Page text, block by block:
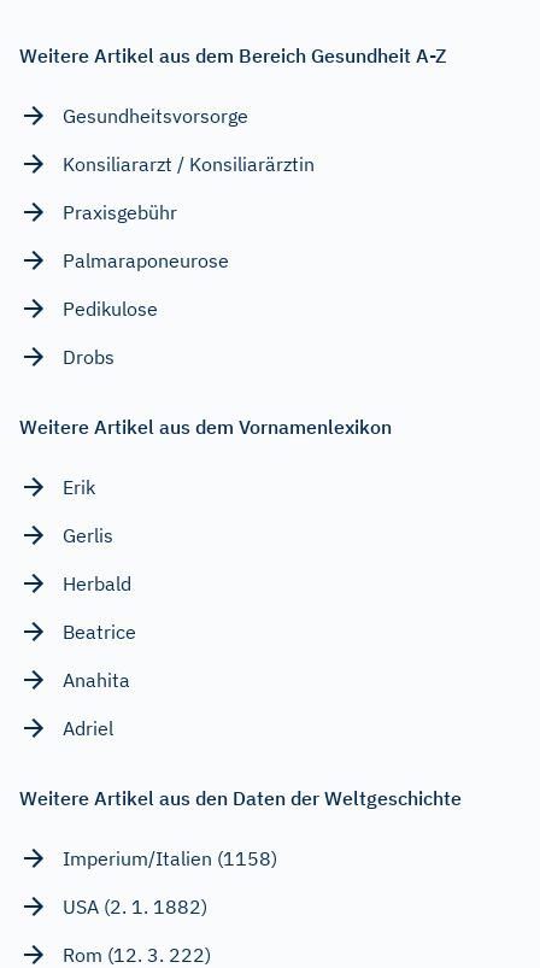
Weitere Artikel aus dem Bereich Gesundheit A-Z
Gesundheitsvorsorge
Konsiliararzt / Konsiliarärztin
Praxisgebühr
Palmaraponeurose
Pedikulose
Drobs
Weitere Artikel aus dem Vornamenlexikon
Erik
Gerlis
Herbald
Beatrice
Anahita
Adriel
Weitere Artikel aus den Daten der Weltgeschichte
Imperium/Italien (1158)
USA (2. 1. 1882)
Rom (12. 3. 222)